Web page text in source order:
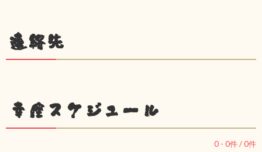
連絡先
幸座スケジュール
0 - 0件 /0件